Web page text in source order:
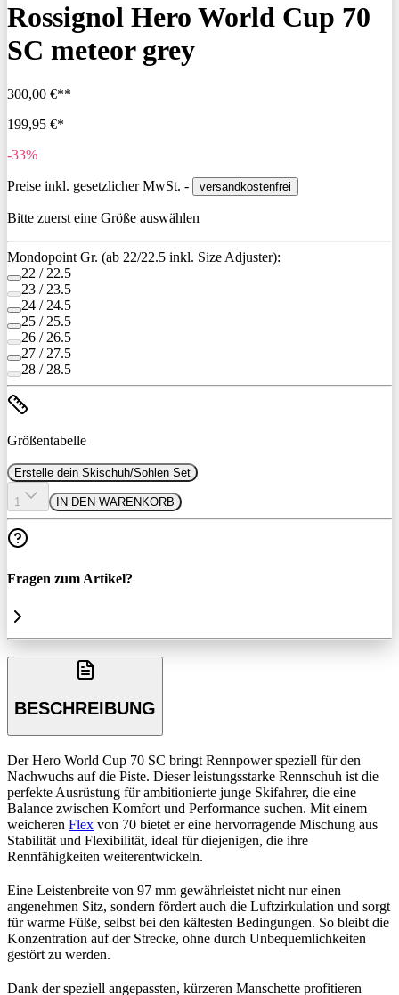
Rossignol Hero World Cup 70
SC meteor grey
300,00 €**
199,95 €*
-33%
Preise inkl. gesetzlicher MwSt. - versandkostenfrei
Bitte zuerst eine Größe auswählen
Mondopoint Gr. (ab 22/22.5 inkl. Size Adjuster):
22 / 22.5
23 / 23.5
24 / 24.5
25 / 25.5
26 / 26.5
27 / 27.5
28 / 28.5
Größentabelle
Erstelle dein Skischuh/Sohlen Set
1 IN DEN WARENKORB
Fragen zum Artikel?
BESCHREIBUNG
Der Hero World Cup 70 SC bringt Rennpower speziell für den
Nachwuchs auf die Piste. Dieser leistungsstarke Rennschuh ist die
perfekte Ausrüstung für ambitionierte junge Skifahrer, die eine
Balance zwischen Komfort und Performance suchen. Mit einem
weicheren Flex von 70 bietet er eine hervorragende Mischung aus
Stabilität und Flexibilität, ideal für diejenigen, die ihre
Rennfähigkeiten weiterentwickeln.
Eine Leistenbreite von 97 mm gewährleistet nicht nur einen
angenehmen Sitz, sondern fördert auch die Luftzirkulation und sorgt
für warme Füße, selbst bei den kältesten Bedingungen. So bleibt die
Konzentration auf der Strecke, ohne durch Unbequemlichkeiten
gestört zu werden.
Dank der speziell angepassten, kürzeren Manschette profitieren